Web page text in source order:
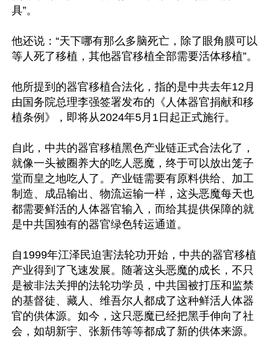
具”。
他还说：“天下哪有那么多脑死亡，除了眼角膜可以
等人死了移植，其他器官移植全部需要活体移植”。
他所提到的器官移植合法化，指的是中共去年12月
由国务院总理李强签署发布的《人体器官捐献和移
植条例》，即将从2024年5月1日起正式施行。
自此，中共的器官移植黑色产业链正式合法化了，
就像一头被圈养大的吃人恶魔，终于可以放出笼子
堂而皇之地吃人了。产业链需要有原料供给、加工
制造、成品输出、物流运输一样，这头恶魔每天也
都需要鲜活的人体器官输入，而给其提供保障的就
是中共国独有的器官绿色转运通道。
自1999年江泽民迫害法轮功开始，中共的器官移植
产业得到了飞速发展。随著这头恶魔的成长，不只
是被非法关押的法轮功学员，中共国被打压和监禁
的基督徒、藏人、维吾尔人都成了这种鲜活人体器
官的供体源。如今，这只恶魔已经把黑手伸向了社
会，如胡新宇、张新伟等等都成了新的供体来源。